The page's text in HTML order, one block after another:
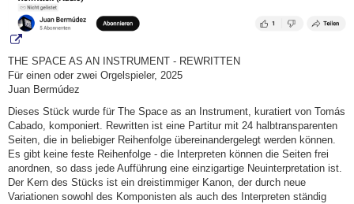
THE SPACE AS AN INSTRUMENT - REWRITTEN
Für einen oder zwei Orgelspieler, 2025
Juan Bermúdez
Dieses Stück wurde für The Space as an Instrument, kuratiert von Tomás
Cabado, komponiert. Rewritten ist eine Partitur mit 24 halbtransparenten
Seiten, die in beliebiger Reihenfolge übereinandergelegt werden können.
Es gibt keine feste Reihenfolge - die Interpreten können die Seiten frei
anordnen, so dass jede Aufführung eine einzigartige Neuinterpretation ist.
Der Kern des Stücks ist ein dreistimmiger Kanon, der durch neue
Variationen sowohl des Komponisten als auch des Interpreten ständig